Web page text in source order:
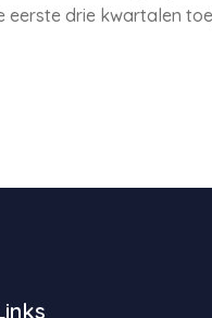
eerste drie kwartalen